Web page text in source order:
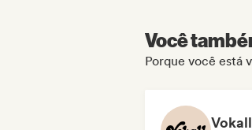
Você
Porque você está